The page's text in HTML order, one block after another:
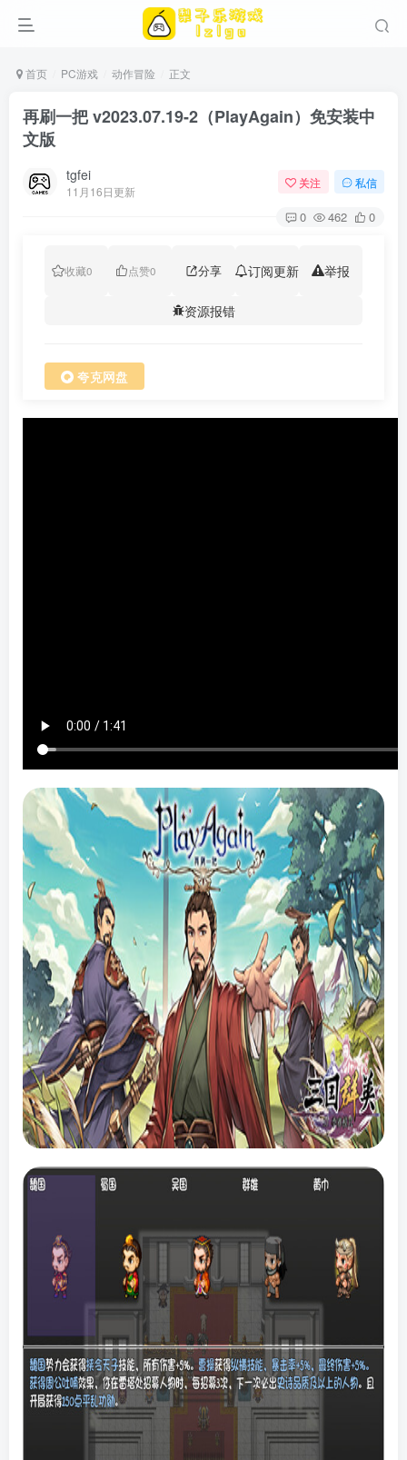
首页 PC游戏 动作冒险 正文
再刷一把 v2023.07.19-2（PlayAgain）免安装中
文版
tgfei
11月16日更新
关注 私信
0 462 0
收藏0 点赞0 分享 订阅更新 举报
资源报错
夸克网盘